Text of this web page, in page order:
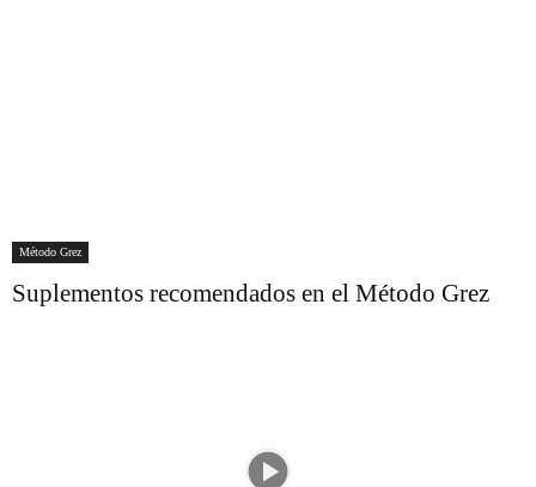
Método Grez
Suplementos recomendados en el Método Grez